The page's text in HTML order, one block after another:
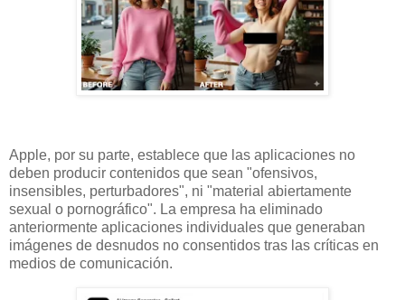
Apple, por su parte, establece que las aplicaciones no
deben producir contenidos que sean "ofensivos,
insensibles, perturbadores", ni "material abiertamente
sexual o pornográfico". La empresa ha eliminado
anteriormente aplicaciones individuales que generaban
imágenes de desnudos no consentidos tras las críticas en
medios de comunicación.